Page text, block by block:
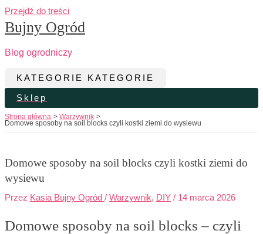
Przejdź do treści
Bujny Ogród
Blog ogrodniczy
KATEGORIE KATEGORIE
Sklep
Strona główna Warzywnik
Domowe sposoby na soil blocks czyli kostki ziemi do wysiewu
Domowe sposoby na soil blocks czyli kostki ziemi do
wysiewu
Przez Kasia Bujny Ogród / Warzywnik, DIY / 14 marca 2026
Domowe sposoby na soil blocks – czyli